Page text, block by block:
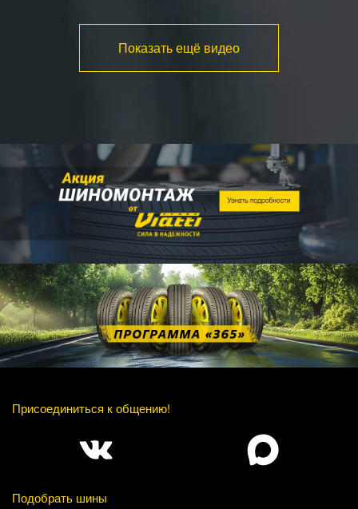
Показать ещё видео
Присоединиться к общению!
Подобрать шины